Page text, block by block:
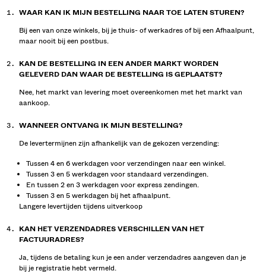
WAAR KAN IK MIJN BESTELLING NAAR TOE LATEN STUREN?
Bij een van onze winkels, bij je thuis- of werkadres of bij een Afhaalpunt,
maar nooit bij een postbus.
KAN DE BESTELLING IN EEN ANDER MARKT WORDEN
GELEVERD DAN WAAR DE BESTELLING IS GEPLAATST?
Nee, het markt van levering moet overeenkomen met het markt van
aankoop.
WANNEER ONTVANG IK MIJN BESTELLING?
De levertermijnen zijn afhankelijk van de gekozen verzending:
Tussen 4 en 6 werkdagen voor verzendingen naar een winkel.
Tussen 3 en 5 werkdagen voor standaard verzendingen.
En tussen 2 en 3 werkdagen voor express zendingen.
Tussen 3 en 5 werkdagen bij het afhaalpunt.
Langere levertijden tijdens uitverkoop
KAN HET VERZENDADRES VERSCHILLEN VAN HET
FACTUURADRES?
Ja, tijdens de betaling kun je een ander verzendadres aangeven dan je
bij je registratie hebt vermeld.